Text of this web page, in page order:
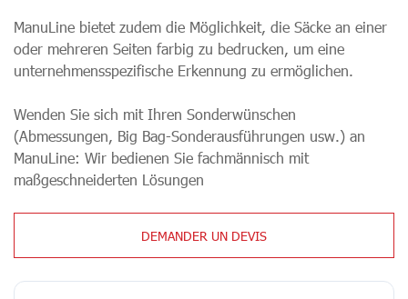
ManuLine bietet zudem die Möglichkeit, die Säcke an einer
oder mehreren Seiten farbig zu bedrucken, um eine
unternehmensspezifische Erkennung zu ermöglichen.
Wenden Sie sich mit Ihren Sonderwünschen
(Abmessungen, Big Bag-Sonderausführungen usw.) an
ManuLine: Wir bedienen Sie fachmännisch mit
maßgeschneiderten Lösungen
DEMANDER UN DEVIS